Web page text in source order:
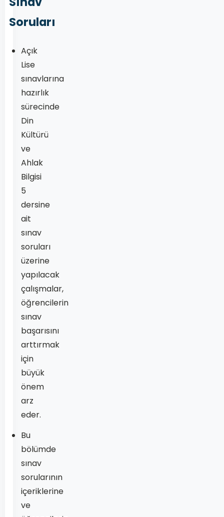
Soruları
Açık
Lise
sınavlarına
hazırlık
sürecinde
Din
Kültürü
ve
Ahlak
Bilgisi
5
dersine
ait
sınav
soruları
üzerine
yapılacak
çalışmalar,
öğrencilerin
sınav
başarısını
arttırmak
için
büyük
önem
arz
eder.
Bu
bölümde
sınav
sorularının
içeriklerine
ve